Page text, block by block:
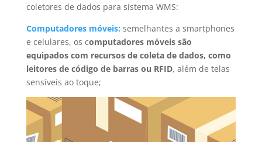
coletores de dados para sistema WMS:
Computadores móveis: semelhantes a smartphones
e celulares, os computadores móveis são
equipados com recursos de coleta de dados, como
leitores de código de barras ou RFID, além de telas
sensíveis ao toque;